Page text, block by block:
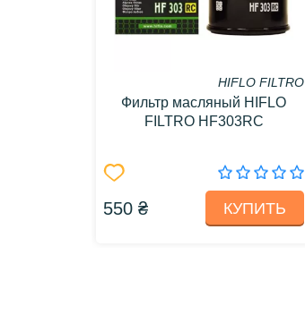
HIFLO FILTRO
Фильтр масляный HIFLO
FILTRO HF303RC
550 ₴ КУПИТЬ